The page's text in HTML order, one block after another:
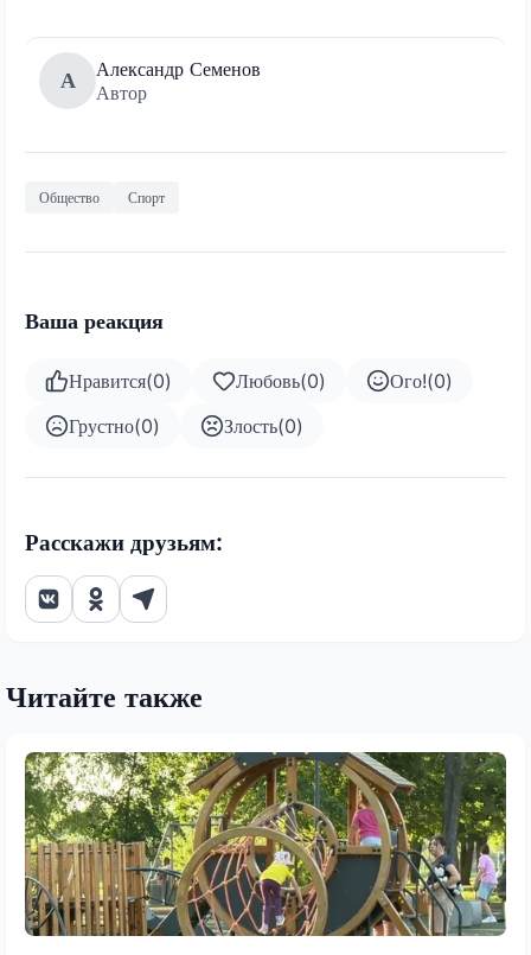
А
Александр Семенов
Автор
Общество Спорт
Ваша реакция
Нравится(0) Любовь(0) Ого!(0)
Грустно(0) Злость(0)
Расскажи друзьям:
Читайте также